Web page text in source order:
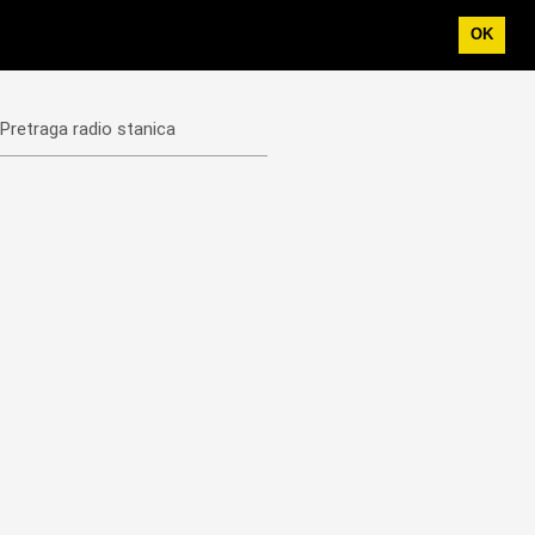
OK
Pretraga radio stanica